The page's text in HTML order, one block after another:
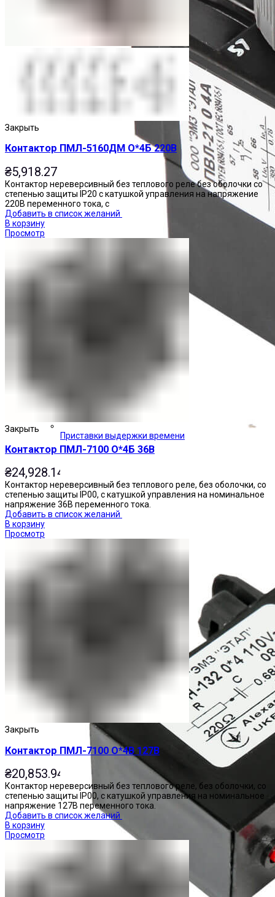
Приставки выдержки времени
Закрыть
Контактор ПМЛ-5160ДМ О*4Б 220В
₴5,918.27
Контактор нереверсивный без теплового реле без оболочки со
степенью защиты IP20 с катушкой управления на напряжение
220В переменного тока, с
Добавить в список желаний
В корзину
Просмотр
Закрыть
Контактор ПМЛ-7100 О*4Б 36В
₴24,928.14
Контактор нереверсивный без теплового реле, без оболочки, со
степенью защиты IP00, с катушкой управления на номинальное
напряжение 36В переменного тока.
Добавить в список желаний
В корзину
Просмотр
Закрыть
Контактор ПМЛ-7100 О*4В 127В
₴20,853.94
Контактор нереверсивный без теплового реле, без оболочки, со
степенью защиты IP00, с катушкой управления на номинальное
напряжение 127В переменного тока.
Добавить в список желаний
В корзину
Просмотр